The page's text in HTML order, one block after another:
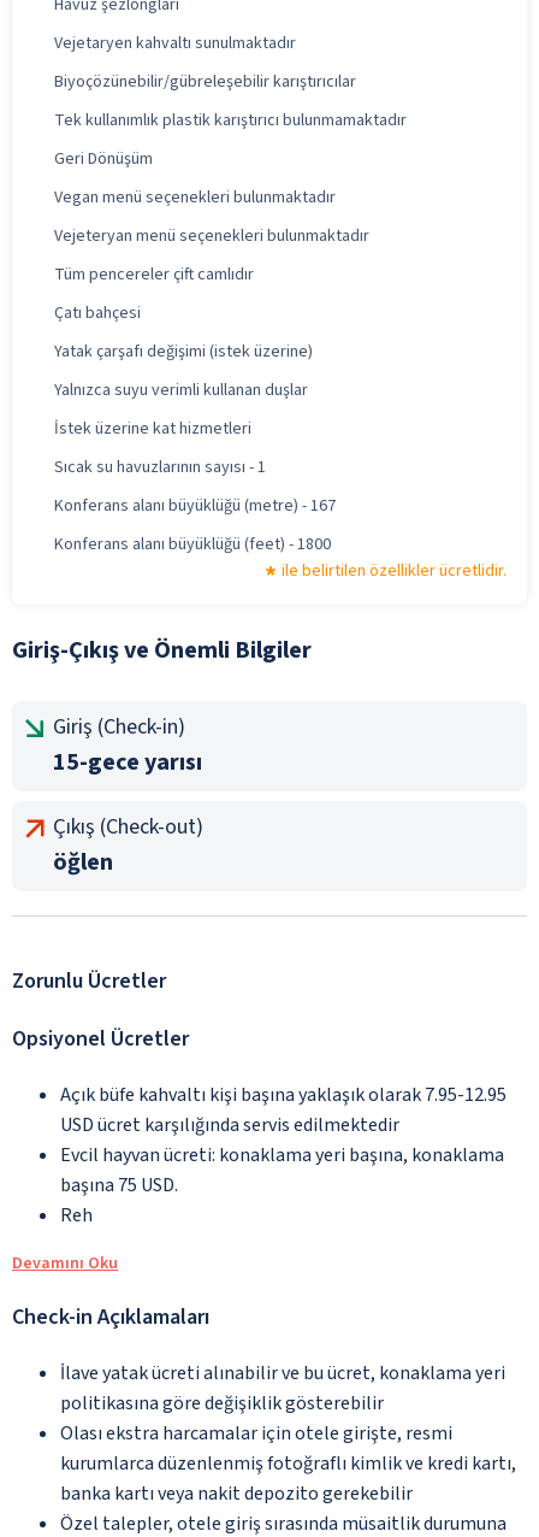
Vejetaryen kahvaltı sunulmaktadır
Biyoçözünebilir/gübreleşebilir karıştırıcılar
Tek kullanımlık plastik karıştırıcı bulunmamaktadır
Geri Dönüşüm
Vegan menü seçenekleri bulunmaktadır
Vejeteryan menü seçenekleri bulunmaktadır
Tüm pencereler çift camlıdır
Çatı bahçesi
Yatak çarşafı değişimi (istek üzerine)
Yalnızca suyu verimli kullanan duşlar
İstek üzerine kat hizmetleri
Sıcak su havuzlarının sayısı - 1
Konferans alanı büyüklüğü (metre) - 167
Konferans alanı büyüklüğü (feet) - 1800
ile belirtilen özellikler ücretlidir.
Giriş-Çıkış ve Önemli Bilgiler
Giriş (Check-in)
15-gece yarısı
Çıkış (Check-out)
öğlen
Zorunlu Ücretler
Opsiyonel Ücretler
Açık büfe kahvaltı kişi başına yaklaşık olarak 7.95-12.95
USD ücret karşılığında servis edilmektedir
Evcil hayvan ücreti: konaklama yeri başına, konaklama
başına 75 USD.
Reh
Devamını Oku
Check-in Açıklamaları
İlave yatak ücreti alınabilir ve bu ücret, konaklama yeri
politikasına göre değişiklik gösterebilir
Olası ekstra harcamalar için otele girişte, resmi
kurumlarca düzenlenmiş fotoğraflı kimlik ve kredi kartı,
banka kartı veya nakit depozito gerekebilir
Özel talepler, otele giriş sırasında müsaitlik durumuna